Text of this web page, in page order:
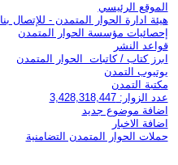
الموقع الرئيسي
هيئة ادارة الحوار المتمدن - للإتصال بنا
إحصائيات مؤسسة الحوار المتمدن
قواعد النشر
ابرز كتاب / كاتبات الحوار المتمدن
يوتيوب التمدن
مكتبة التمدن
عدد الزوار: 3,428,318,447
اضافة موضوع جديد
اضافة الاخبار
حملات الحوار المتمدن التضامنية